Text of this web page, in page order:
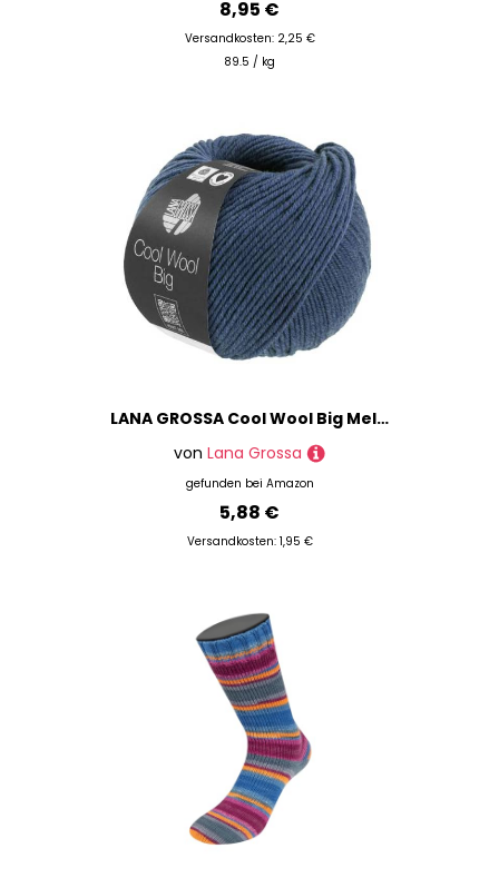
8,95 €
Versandkosten: 2,25 €
89.5 / kg
LANA GROSSA Cool Wool Big Melange | Extrafeine Merinowolle waschmaschinenfest und filzfrei | Handstrickgarn aus 100% Schurwolle (Merino) | 50g Wolle zum Stricken & Häkeln | 120m Garn FB 1640
von Lana Grossa
gefunden bei Amazon
5,88 €
Versandkosten: 1,95 €